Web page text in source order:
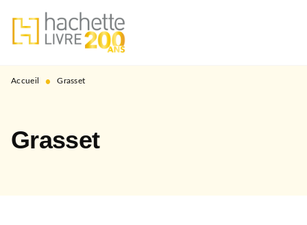
MENU RECHERCHE
PIED DE PAGE
Accueil • Grasset
Grasset